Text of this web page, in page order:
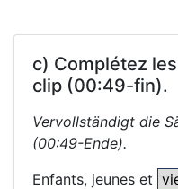
c) Complétez
clip (00:49-fin).
Vervollständigt die
(00:49-Ende).
Enfants, jeunes et